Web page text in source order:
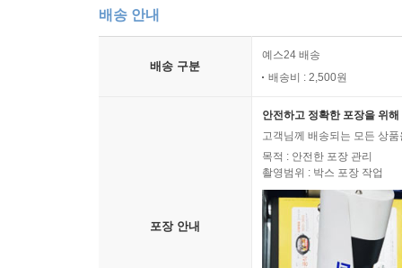
배송 안내
배송 구분
예스24 배송
배송비 : 2,500원
포장 안내
안전하고 정확한 포장을 위
고객님께 배송되는 모든 상
목적 : 안전한 포장 관리
촬영범위 : 박스 포장 작업